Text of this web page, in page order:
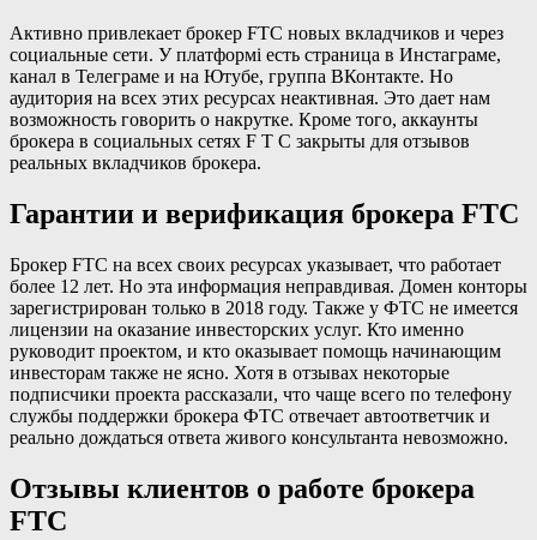
Активно привлекает брокер FTC новых вкладчиков и через
социальные сети. У платформі есть страница в Инстаграме,
канал в Телеграме и на Ютубе, группа ВКонтакте. Но
аудитория на всех этих ресурсах неактивная. Это дает нам
возможность говорить о накрутке. Кроме того, аккаунты
брокера в социальных сетях F T C закрыты для отзывов
реальных вкладчиков брокера.
Гарантии и верификация брокера FTC
Брокер FTC на всех своих ресурсах указывает, что работает
более 12 лет. Но эта информация неправдивая. Домен конторы
зарегистрирован только в 2018 году. Также у ФТС не имеется
лицензии на оказание инвесторских услуг. Кто именно
руководит проектом, и кто оказывает помощь начинающим
инвесторам также не ясно. Хотя в отзывах некоторые
подписчики проекта рассказали, что чаще всего по телефону
службы поддержки брокера ФТС отвечает автоответчик и
реально дождаться ответа живого консультанта невозможно.
Отзывы клиентов о работе брокера
FTC